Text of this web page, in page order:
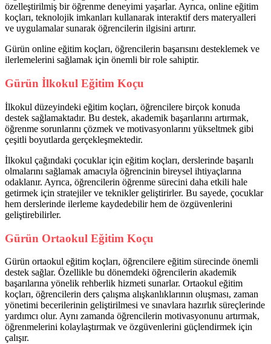
özelleştirilmiş bir öğrenme deneyimi yaşarlar. Ayrıca, online eğitim
koçları, teknolojik imkanları kullanarak interaktif ders materyalleri
ve uygulamalar sunarak öğrencilerin ilgisini artırır.
Gürün online eğitim koçları, öğrencilerin başarısını desteklemek ve
ilerlemelerini sağlamak için önemli bir role sahiptir.
Gürün İlkokul Eğitim Koçu
İlkokul düzeyindeki eğitim koçları, öğrencilere birçok konuda
destek sağlamaktadır. Bu destek, akademik başarılarını artırmak,
öğrenme sorunlarını çözmek ve motivasyonlarını yükseltmek gibi
çeşitli boyutlarda gerçekleşmektedir.
İlkokul çağındaki çocuklar için eğitim koçları, derslerinde başarılı
olmalarını sağlamak amacıyla öğrencinin bireysel ihtiyaçlarına
odaklanır. Ayrıca, öğrencilerin öğrenme sürecini daha etkili hale
getirmek için stratejiler ve teknikler geliştirirler. Bu sayede, çocuklar
hem derslerinde ilerleme kaydedebilir hem de özgüvenlerini
geliştirebilirler.
Gürün Ortaokul Eğitim Koçu
Gürün ortaokul eğitim koçları, öğrencilere eğitim sürecinde önemli
destek sağlar. Özellikle bu dönemdeki öğrencilerin akademik
başarılarına yönelik rehberlik hizmeti sunarlar. Ortaokul eğitim
koçları, öğrencilerin ders çalışma alışkanlıklarının oluşması, zaman
yönetimi becerilerinin geliştirilmesi ve sınavlara hazırlık süreçlerinde
yardımcı olur. Aynı zamanda öğrencilerin motivasyonunu artırmak,
öğrenmelerini kolaylaştırmak ve özgüvenlerini güçlendirmek için
çalışır.